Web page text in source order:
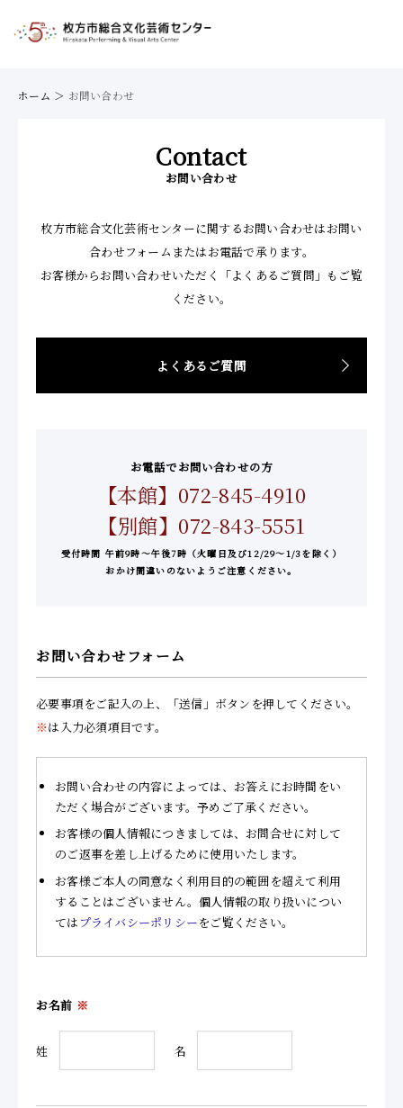
ホーム ＞ お問い合わせ
Contact
お問い合わせ
枚方市総合文化芸術センターに関するお問い合わせはお問い
合わせフォームまたはお電話で承ります。
お客様からお問い合わせいただく「よくあるご質問」もご覧
ください。
よくあるご質問
お電話でお問い合わせの方
【本館】072-845-4910
【別館】072-843-5551
受付時間 午前9時～午後7時（火曜日及び12/29～1/3を除く）
おかけ間違いのないようご注意ください。
お問い合わせフォーム
必要事項をご記入の上、「送信」ボタンを押してください。
※は入力必須項目です。
お問い合わせの内容によっては、お答えにお時間をい
ただく場合がございます。予めご了承ください。
お客様の個人情報につきましては、お問合せに対して
のご返事を差し上げるために使用いたします。
お客様ご本人の同意なく利用目的の範囲を超えて利用
することはございません。個人情報の取り扱いについ
ては プライバシーポリシーをご覧ください。
お名前 ※
姓 名